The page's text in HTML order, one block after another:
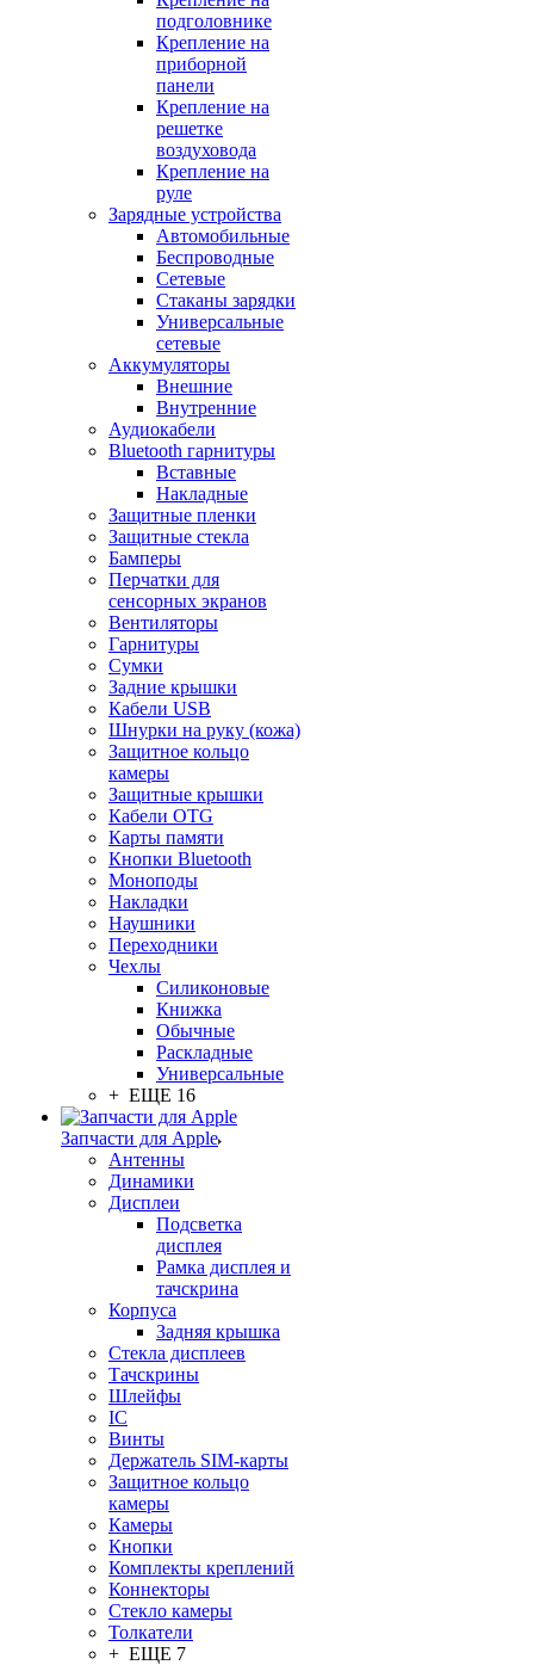
подголовнике
Крепление на
приборной
панели
Крепление на
решетке
воздуховода
Крепление на
руле
Зарядные устройства
Автомобильные
Беспроводные
Сетевые
Стаканы зарядки
Универсальные
сетевые
Аккумуляторы
Внешние
Внутренние
Аудиокабели
Bluetooth гарнитуры
Вставные
Накладные
Защитные пленки
Защитные стекла
Бамперы
Перчатки для
сенсорных экранов
Вентиляторы
Гарнитуры
Сумки
Задние крышки
Кабели USB
Шнурки на руку (кожа)
Защитное кольцо
камеры
Защитные крышки
Кабели OTG
Карты памяти
Кнопки Bluetooth
Моноподы
Накладки
Наушники
Переходники
Чехлы
Силиконовые
Книжка
Обычные
Раскладные
Универсальные
+ ЕЩЕ 16
Запчасти для Apple
Антенны
Динамики
Дисплеи
Подсветка
дисплея
Рамка дисплея и
тачскрина
Корпуса
Задняя крышка
Стекла дисплеев
Тачскрины
Шлейфы
IC
Винты
Держатель SIM-карты
Защитное кольцо
камеры
Камеры
Кнопки
Комплекты креплений
Коннекторы
Стекло камеры
Толкатели
+ ЕЩЕ 7